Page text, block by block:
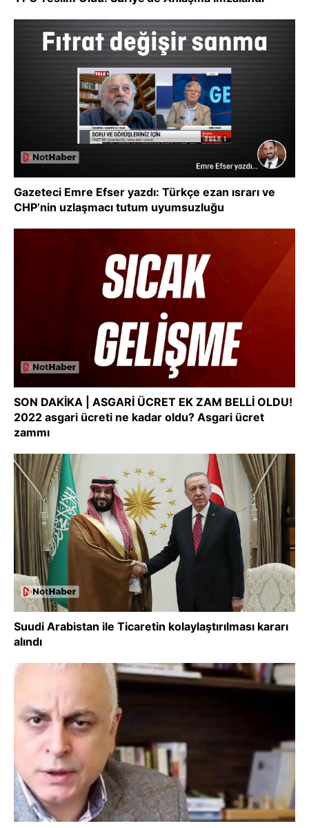
Gazeteci Emre Efser yazdı: Türkçe ezan ısrarı ve
CHP’nin uzlaşmacı tutum uyumsuzluğu
SON DAKİKA | ASGARİ ÜCRET EK ZAM BELLİ OLDU!
2022 asgari ücreti ne kadar oldu? Asgari ücret
zammı
Suudi Arabistan ile Ticaretin kolaylaştırılması kararı
alındı